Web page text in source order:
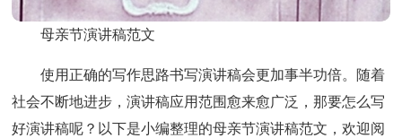
母亲节演讲稿范文
使用正确的写作思路书写演讲稿会更加事半功倍。随着
社会不断地进步，演讲稿应用范围愈来愈广泛，那要怎么写
好演讲稿呢？以下是小编整理的母亲节演讲稿范文，欢迎阅